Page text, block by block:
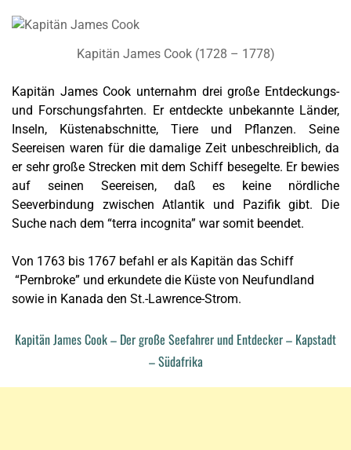
Kapitän James Cook (1728 – 1778)
Kapitän James Cook unternahm drei große Entdeckungs-
und Forschungsfahrten. Er entdeckte unbekannte Länder,
Inseln, Küstenabschnitte, Tiere und Pflanzen. Seine
Seereisen waren für die damalige Zeit unbeschreiblich, da
er sehr große Strecken mit dem Schiff besegelte. Er bewies
auf seinen Seereisen, daß es keine nördliche
Seeverbindung zwischen Atlantik und Pazifik gibt. Die
Suche nach dem “terra incognita” war somit beendet.
Von 1763 bis 1767 befahl er als Kapitän das Schiff
“Pernbroke” und erkundete die Küste von Neufundland
sowie in Kanada den St.-Lawrence-Strom.
Kapitän James Cook – Der große Seefahrer und Entdecker – Kapstadt
– Südafrika